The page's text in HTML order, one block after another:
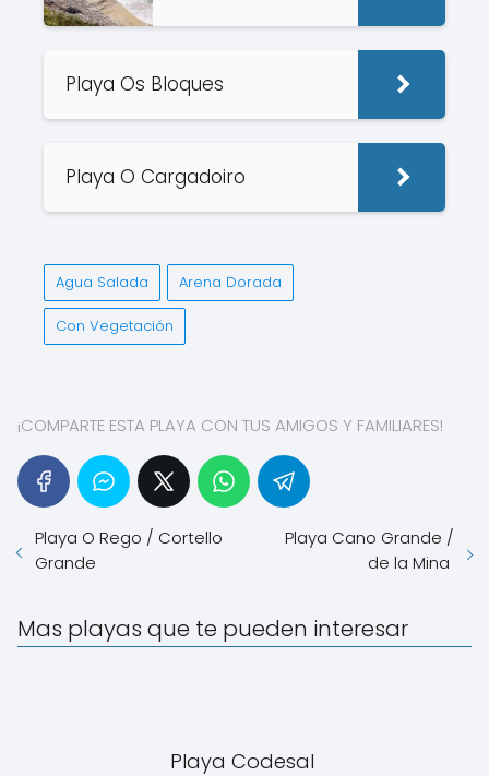
Playa Os Bloques
Playa O Cargadoiro
Agua Salada Arena Dorada
Con Vegetación
¡COMPARTE ESTA PLAYA CON TUS AMIGOS Y FAMILIARES!
Playa O Rego / Cortello
Grande
Playa Cano Grande /
de la Mina
Mas playas que te pueden interesar
Playa Codesal